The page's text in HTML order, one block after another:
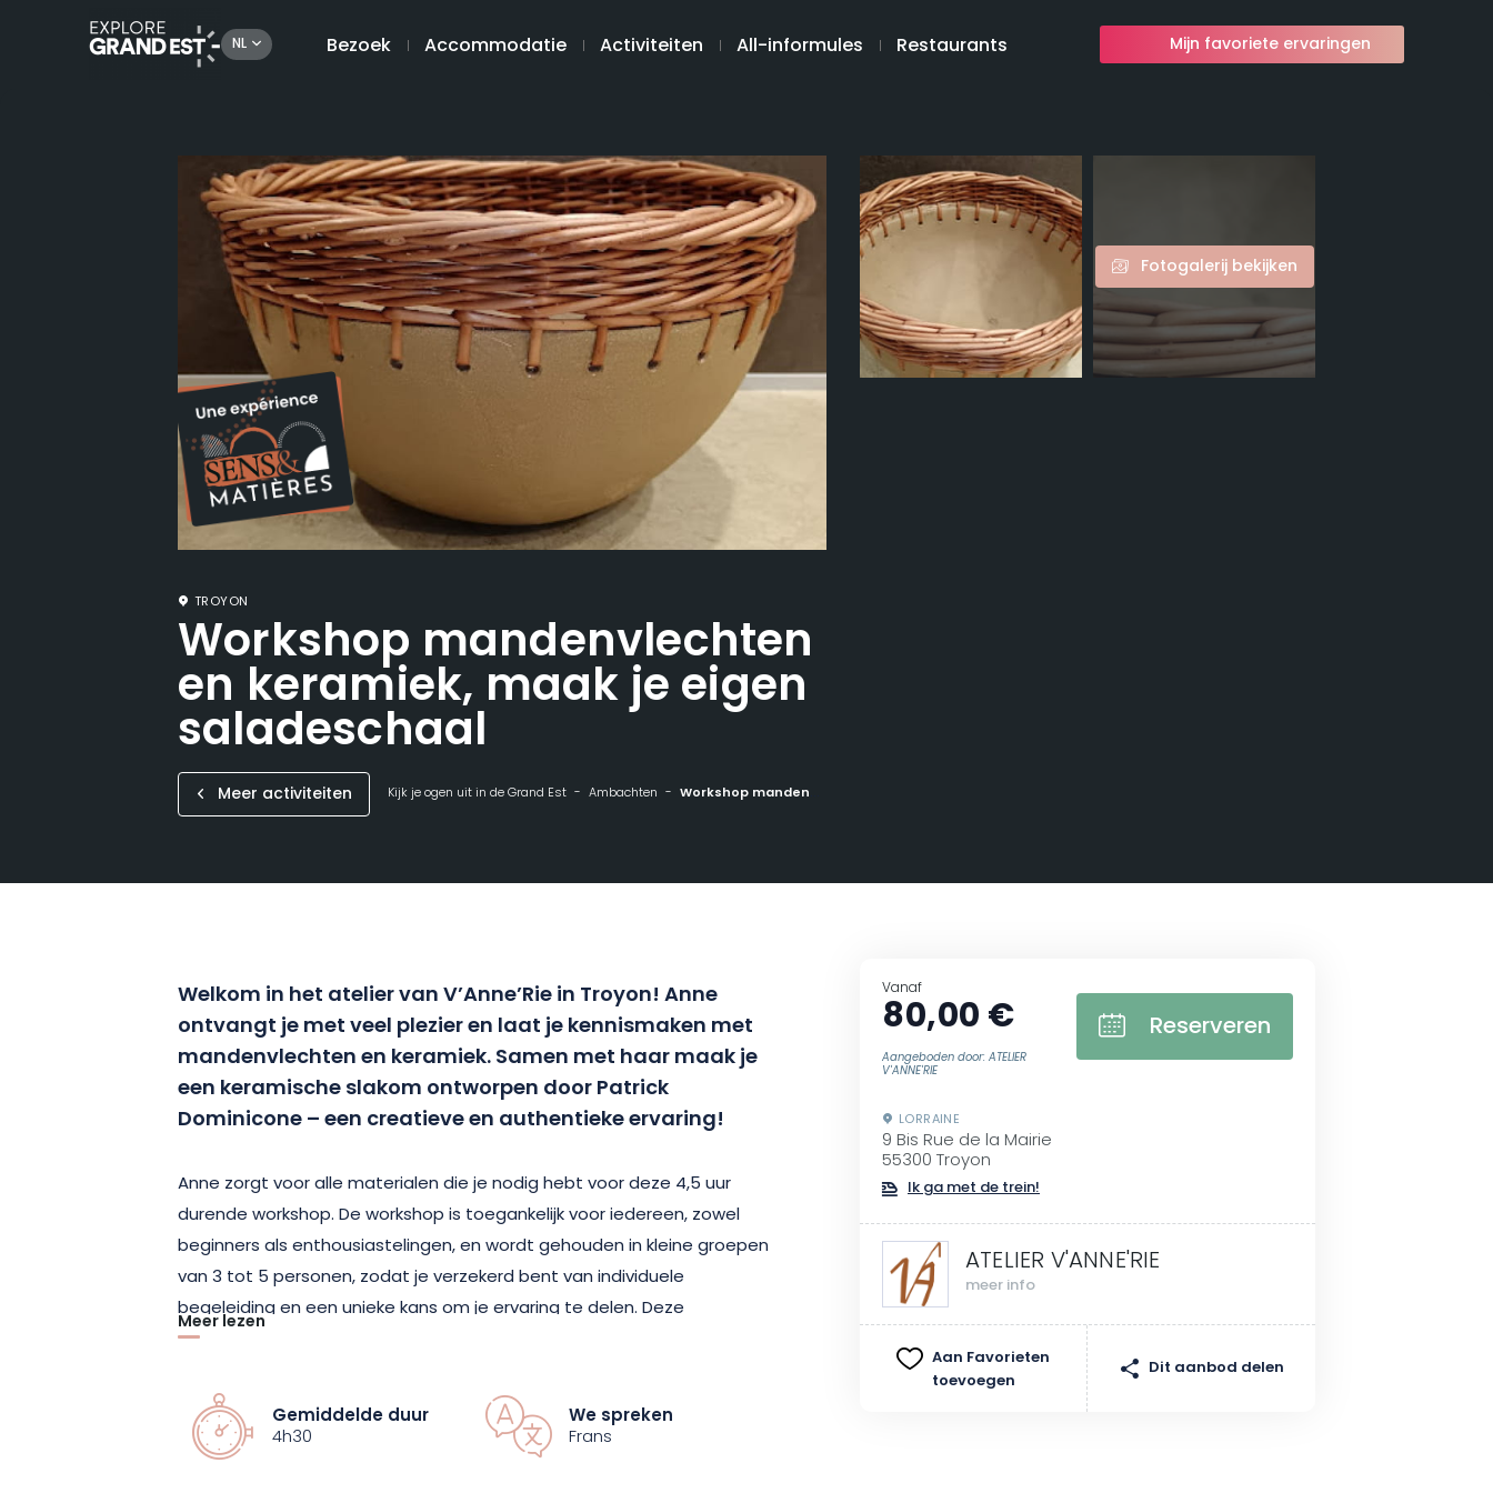
NL Bezoek Accommodatie Activiteiten All-informules Restaurants Mijn favoriete ervaringen
Fotogalerij bekijken
TROYON
Workshop mandenvlechten
en keramiek, maak je eigen
saladeschaal
Meer activiteiten Kijk je ogen uit in de Grand Est Ambachten Workshop mandenvlechten en keramiek, maak je eigen saladeschaal
Welkom in het atelier van V’Anne’Rie in Troyon! Anne
ontvangt je met veel plezier en laat je kennismaken met
mandenvlechten en keramiek. Samen met haar maak je
een keramische slakom ontworpen door Patrick
Dominicone – een creatieve en authentieke ervaring!
Anne zorgt voor alle materialen die je nodig hebt voor deze 4,5 uur
durende workshop. De workshop is toegankelijk voor iedereen, zowel
beginners als enthousiastelingen, en wordt gehouden in kleine groepen
van 3 tot 5 personen, zodat je verzekerd bent van individuele
begeleiding en een unieke kans om je ervaring te delen. Deze
verrijkende ervaring is zeker een prachtig souvenir. Je vertrekt met je
Aan het einde van je workshop kun je ook een bezoek brengen aan de
Atelier V’Anne’Rie boetiek. Je vindt er ronde of ovale manden, manden
Meer lezen
Gemiddelde duur
4h30
We spreken
Frans
Vanaf
80,00 €
Aangeboden door: ATELIER
V'ANNE'RIE
Reserveren
LORRAINE
9 Bis Rue de la Mairie
55300 Troyon
Ik ga met de trein!
ATELIER V'ANNE'RIE
meer info
Aan Favorieten
toevoegen
Dit aanbod delen